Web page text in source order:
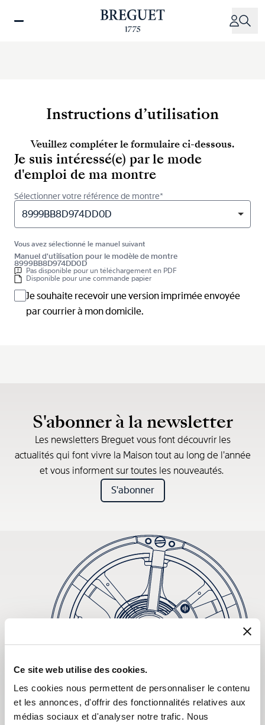
Ce site web utilise des cookies.
Les cookies nous permettent de personnaliser le contenu
et les annonces, d'offrir des fonctionnalités relatives aux
médias sociaux et d'analyser notre trafic. Nous
Instructions d’utilisation
Veuillez compléter le formulaire ci-dessous.
Je suis intéressé(e) par le mode
d'emploi de ma montre
Sélectionner votre référence de montre*
8999BB8D974DD0D
Vous avez sélectionné le manuel suivant
Manuel d'utilisation pour le modèle de montre
8999BB8D974DD0D
Pas disponible pour un téléchargement en PDF
Disponible pour une commande papier
Je souhaite recevoir une version imprimée envoyée
par courrier à mon domicile.
S'abonner à la newsletter
Les newsletters Breguet vous font découvrir les
actualités qui font vivre la Maison tout au long de l’année
et vous informent sur toutes les nouveautés.
S'abonner